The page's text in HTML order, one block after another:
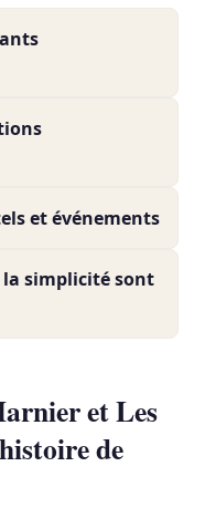
et événements
la simplicité sont
et Les
de